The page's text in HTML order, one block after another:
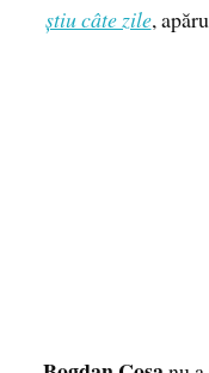
știu câte zile,